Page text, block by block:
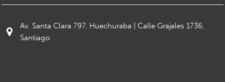
Av. Santa Clara 797, Huechuraba | Calle Grajales 1736,
Santiago